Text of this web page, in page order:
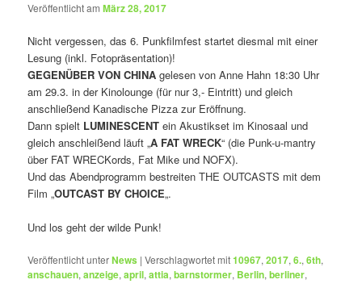
Veröffentlicht amMärz 28, 2017
Nicht vergessen, das 6. Punkfilmfest startet diesmal mit einer
Lesung (inkl. Fotopräsentation)!
GEGENÜBER VON CHINA gelesen von Anne Hahn 18:30 Uhr
am 29.3. in der Kinolounge (für nur 3,- Eintritt) und gleich
anschließend Kanadische Pizza zur Eröffnung.
Dann spielt LUMINESCENT ein Akustikset im Kinosaal und
gleich anschleißend läuft „A FAT WRECK“ (die Punk-u-mantry
über FAT WRECKords, Fat Mike und NOFX).
Und das Abendprogramm bestreiten THE OUTCASTS mit dem
Film „OUTCAST BY CHOICE„.
Und los geht der wilde Punk!
Veröffentlicht unterNews |Verschlagwortet mit10967,2017,6.,6th,
anschauen,anzeige,april,attia,barnstormer, Berlin,berliner,